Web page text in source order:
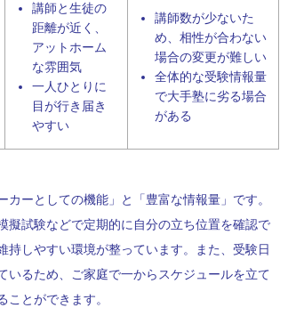
講師と生徒の
距離が近く、
アットホーム
な雰囲気
一人ひとりに
目が行き届き
やすい
講師数が少ないた
め、相性が合わない
場合の変更が難しい
全体的な受験情報量
で大手塾に劣る場合
がある
ーとしての機能」と「豊富な情報量」です。
擬試験などで定期的に自分の立ち位置を確認で
持しやすい環境が整っています。また、受験日
いるため、ご家庭で一からスケジュールを立て
とができます。